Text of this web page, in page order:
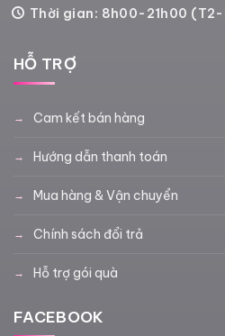
Thời gian: 8h00-21h00 (T2-
HỖ TRỢ
Cam kết bán hàng
Hướng dẫn thanh toán
Mua hàng & Vận chuyển
Chính sách đổi trả
Hỗ trợ gói quà
FACEBOOK